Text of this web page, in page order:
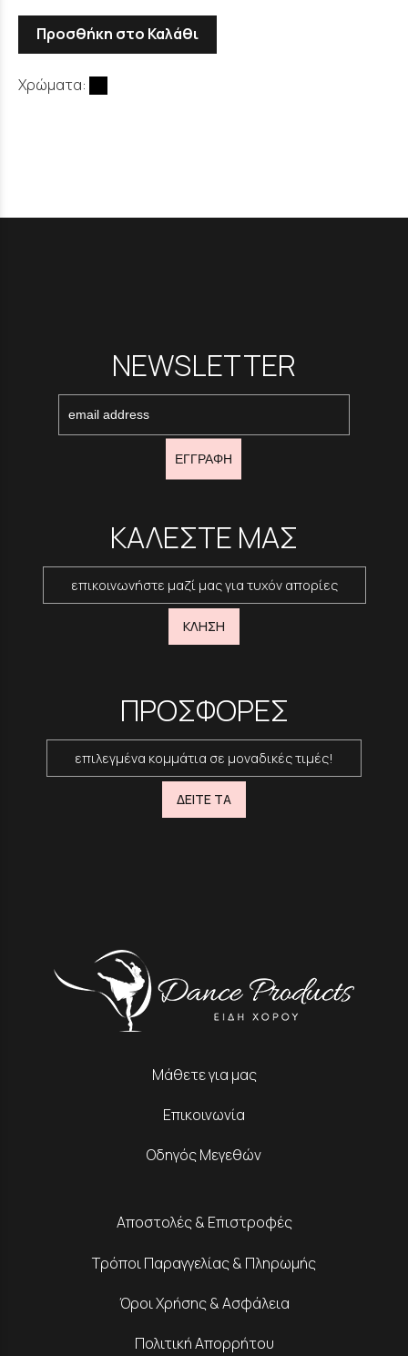
Προσθήκη στο Καλάθι
Χρώματα:
NEWSLETTER
ΕΓΓΡΑΦΗ
ΚΑΛΕΣΤΕ ΜΑΣ
επικοινωνήστε μαζί μας για τυχόν απορίες
ΚΛΗΣΗ
ΠΡΟΣΦΟΡΕΣ
επιλεγμένα κομμάτια σε μοναδικές τιμές!
ΔΕΙΤΕ ΤΑ
Μάθετε για μας
Επικοινωνία
Οδηγός Μεγεθών
Αποστολές & Επιστροφές
Τρόποι Παραγγελίας & Πληρωμής
Όροι Χρήσης & Ασφάλεια
Πολιτική Απορρήτου